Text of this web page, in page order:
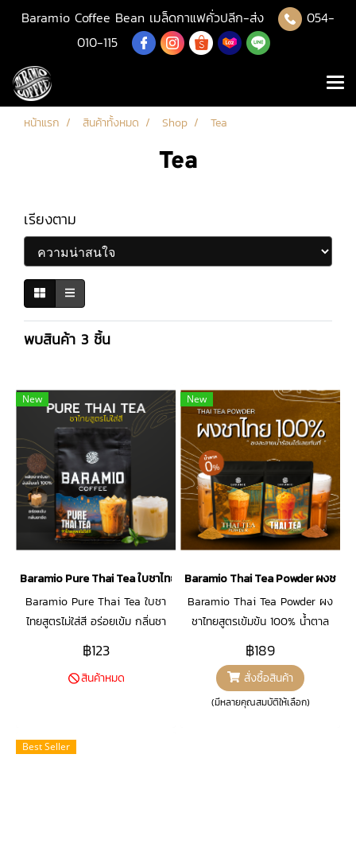
Baramio Coffee Bean เมล็ดกาแฟคั่วปลีก-ส่ง
054-
010-115
หน้าแรก สินค้าทั้งหมด Shop Tea
Tea
เรียงตาม
พบสินค้า 3 ชิ้น
New
Baramio Pure Thai Tea ใบชาไทยสูตรไม่ใส่สี
Baramio Pure Thai Tea ใบชา
ไทยสูตรไม่ใส่สี อร่อยเข้ม กลิ่นชา
ชัด ขนาด 250 กรัม
฿123
สินค้าหมด
New
Baramio Thai Tea Powder ผงชาไ
Baramio Thai Tea Powder ผง
ชาไทยสูตรเข้มข้น 100% น้ำตาล
0% ชงละลายน้ำร้อนได้ทันที
฿189
สั่งซื้อสินค้า
(มีหลายคุณสมบัติให้เลือก)
Best Seller